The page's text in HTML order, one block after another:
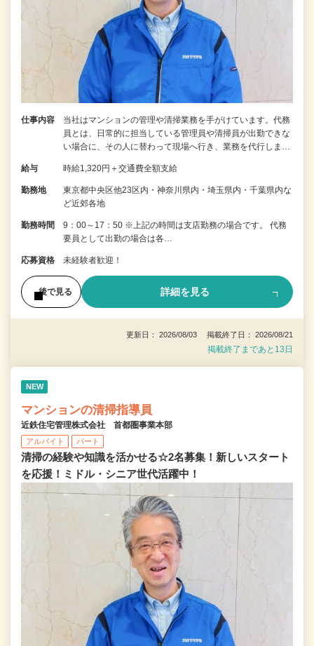
仕事内容
当社はマンションの管理や清掃業務を手がけています。代務
員とは、日常的に担当している管理員や清掃員が出勤できな
い場合に、その人に替わって現場へ行き、業務を代行しま…
給与 時給1,320円＋交通費全額支給
勤務地
東京都中央区他23区内・神奈川県内・埼玉県内・千葉県内な
ど近郊各地
勤務時間
9：00～17：50 ※上記の時間は支店勤務の場合です。 代務
要員として出勤の場合は各…
応募資格 未経験者歓迎！
後で見る 詳細を見る
更新日： 2026/08/03 掲載終了日： 2026/08/21
掲載終了まであと13日
NEW
マンションの清掃指導員
近鉄住宅管理株式会社 首都圏事業本部
アルバイト パート
清掃の経験や知識を活かせる☆2名募集！新しいスタート
を応援！ミドル・シニア世代活躍中！